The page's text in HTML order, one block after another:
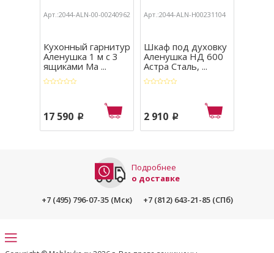
Арт.:2044-ALN-00-00240962
Кухонный гарнитур
Аленушка 1 м с 3
ящиками Ма ...
17 590 p
Арт.:2044-ALN-Н00231104
Шкаф под духовку
Аленушка НД 600
Астра Сталь, ...
2 910 p
Подробнее
о доставке
+7 (495) 796-07-35 (Мск)
+7 (812) 643-21-85 (СПб)